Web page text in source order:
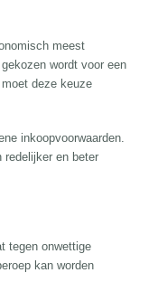
meest
wordt voor een
deze keuze
inkoopvoorwaarden.
redelijker en beter
tegen onwettige
kan worden